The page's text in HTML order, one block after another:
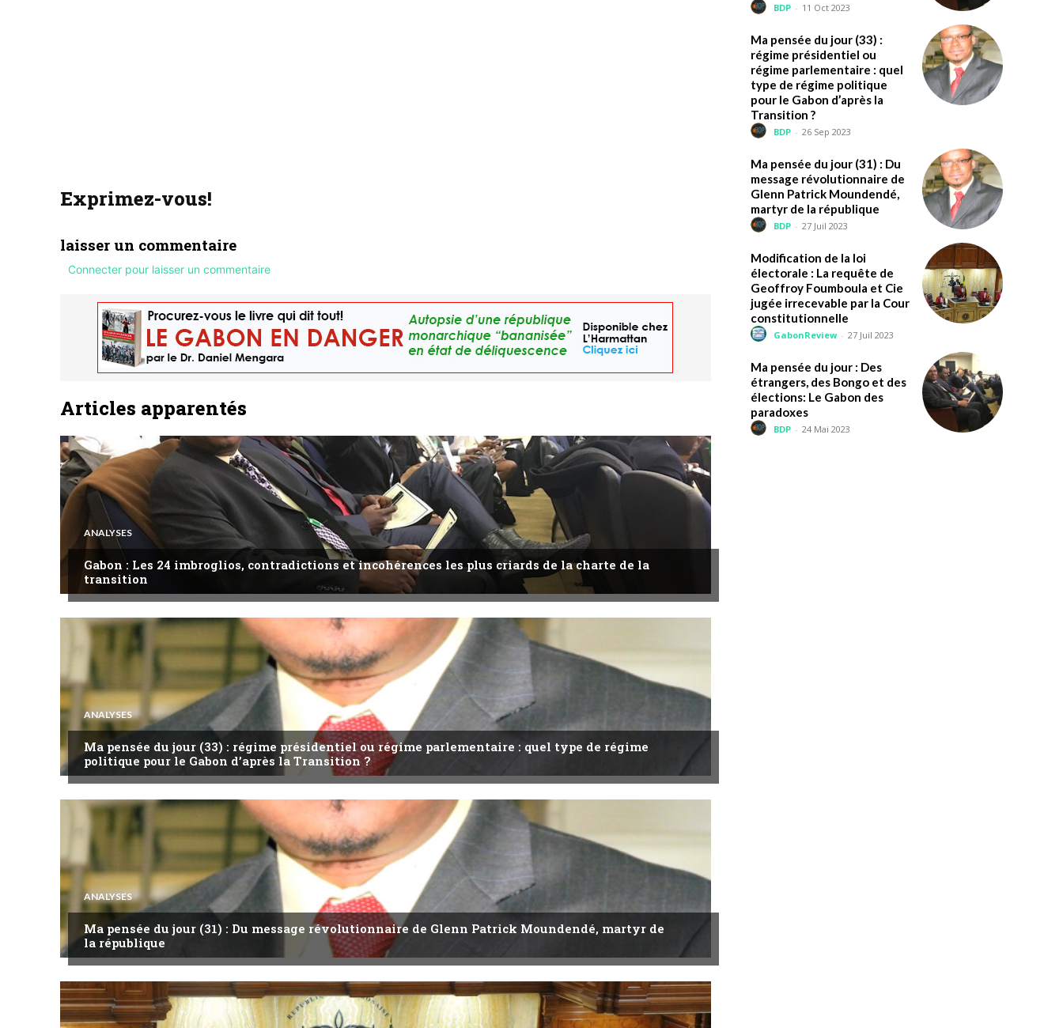
Exprimez-vous!
laisser un commentaire
Connecter pour laisser un commentaire
Articles apparentés
ANALYSES
Gabon : Les 24 imbroglios, contradictions et incohérences les plus criards de la charte de la
transition
ANALYSES
Ma pensée du jour (33) : régime présidentiel ou régime parlementaire : quel type de régime
politique pour le Gabon d’après la Transition ?
ANALYSES
Ma pensée du jour (31) : Du message révolutionnaire de Glenn Patrick Moundendé, martyr de
la république
BDP - 11 Oct 2023
Ma pensée du jour (33) :
régime présidentiel ou
régime parlementaire : quel
type de régime politique
pour le Gabon d’après la
Transition ?
BDP - 26 Sep 2023
Ma pensée du jour (31) : Du
message révolutionnaire de
Glenn Patrick Moundendé,
martyr de la république
BDP - 27 Juil 2023
Modification de la loi
électorale : La requête de
Geoffroy Foumboula et Cie
jugée irrecevable par la Cour
constitutionnelle
GabonReview - 27 Juil 2023
Ma pensée du jour : Des
étrangers, des Bongo et des
élections: Le Gabon des
paradoxes
BDP - 24 Mai 2023